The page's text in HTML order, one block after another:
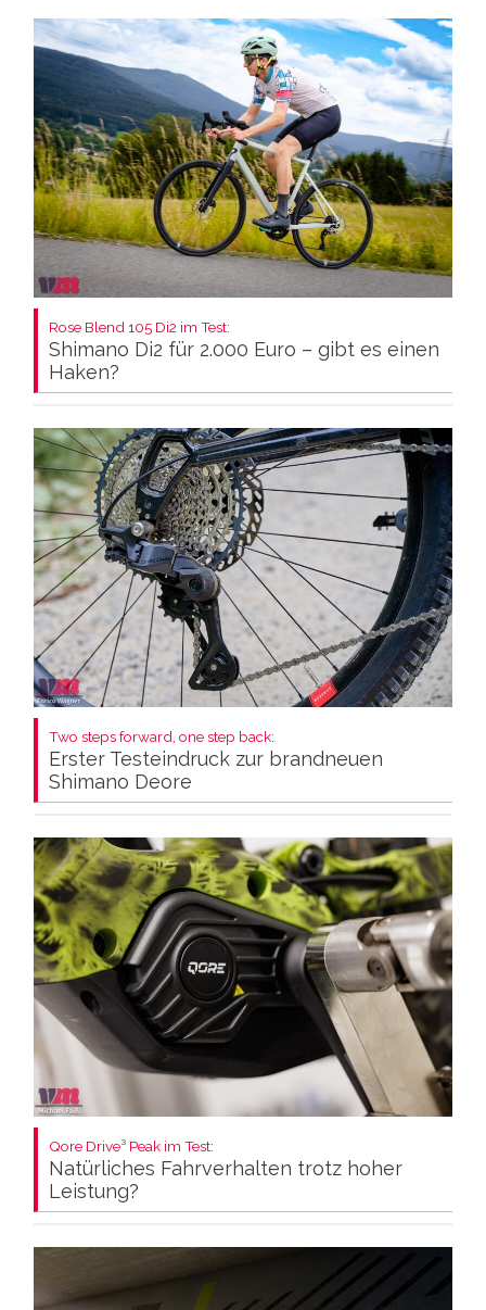
Rose Blend 105 Di2 im Test:
Shimano Di2 für 2.000 Euro – gibt es einen
Haken?
Two steps forward, one step back:
Erster Testeindruck zur brandneuen
Shimano Deore
Qore Drive³ Peak im Test:
Natürliches Fahrverhalten trotz hoher
Leistung?